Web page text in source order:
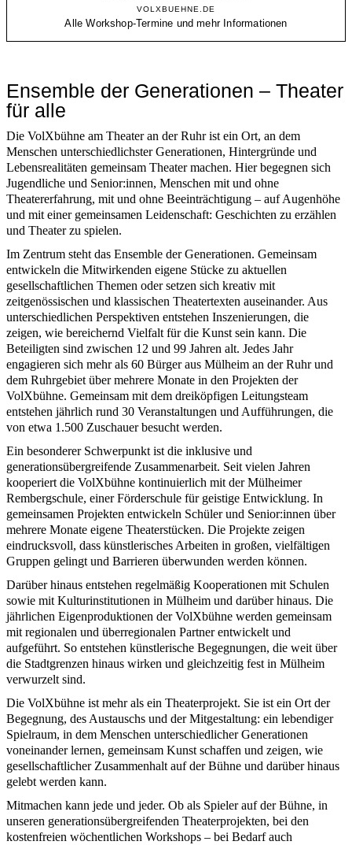
VOLXBUEHNE.DE
Alle Workshop-Termine und mehr Informationen
Ensemble der Generationen – Theater
für alle
Die VolXbühne am Theater an der Ruhr ist ein Ort, an dem
Menschen unterschiedlichster Generationen, Hintergründe und
Lebensrealitäten gemeinsam Theater machen. Hier begegnen sich
Jugendliche und Senior:innen, Menschen mit und ohne
Theatererfahrung, mit und ohne Beeinträchtigung – auf Augenhöhe
und mit einer gemeinsamen Leidenschaft: Geschichten zu erzählen
und Theater zu spielen.
Im Zentrum steht das Ensemble der Generationen. Gemeinsam
entwickeln die Mitwirkenden eigene Stücke zu aktuellen
gesellschaftlichen Themen oder setzen sich kreativ mit
zeitgenössischen und klassischen Theatertexten auseinander. Aus
unterschiedlichen Perspektiven entstehen Inszenierungen, die
zeigen, wie bereichernd Vielfalt für die Kunst sein kann. Die
Beteiligten sind zwischen 12 und 99 Jahren alt. Jedes Jahr
engagieren sich mehr als 60 Bürger aus Mülheim an der Ruhr und
dem Ruhrgebiet über mehrere Monate in den Projekten der
VolXbühne. Gemeinsam mit dem dreiköpfigen Leitungsteam
entstehen jährlich rund 30 Veranstaltungen und Aufführungen, die
von etwa 1.500 Zuschauer besucht werden.
Ein besonderer Schwerpunkt ist die inklusive und
generationsübergreifende Zusammenarbeit. Seit vielen Jahren
kooperiert die VolXbühne kontinuierlich mit der Mülheimer
Rembergschule, einer Förderschule für geistige Entwicklung. In
gemeinsamen Projekten entwickeln Schüler und Senior:innen über
mehrere Monate eigene Theaterstücken. Die Projekte zeigen
eindrucksvoll, dass künstlerisches Arbeiten in großen, vielfältigen
Gruppen gelingt und Barrieren überwunden werden können.
Darüber hinaus entstehen regelmäßig Kooperationen mit Schulen
sowie mit Kulturinstitutionen in Mülheim und darüber hinaus. Die
jährlichen Eigenproduktionen der VolXbühne werden gemeinsam
mit regionalen und überregionalen Partner entwickelt und
aufgeführt. So entstehen künstlerische Begegnungen, die weit über
die Stadtgrenzen hinaus wirken und gleichzeitig fest in Mülheim
verwurzelt sind.
Die VolXbühne ist mehr als ein Theaterprojekt. Sie ist ein Ort der
Begegnung, des Austauschs und der Mitgestaltung: ein lebendiger
Spielraum, in dem Menschen unterschiedlicher Generationen
voneinander lernen, gemeinsam Kunst schaffen und zeigen, wie
gesellschaftlicher Zusammenhalt auf der Bühne und darüber hinaus
gelebt werden kann.
Mitmachen kann jede und jeder. Ob als Spieler auf der Bühne, in
unseren generationsübergreifenden Theaterprojekten, bei den
kostenfreien wöchentlichen Workshops – bei Bedarf auch